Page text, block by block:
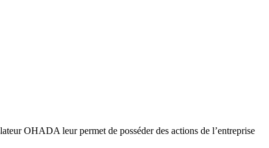
OHADA leur permet de posséder des actions de l’entreprise